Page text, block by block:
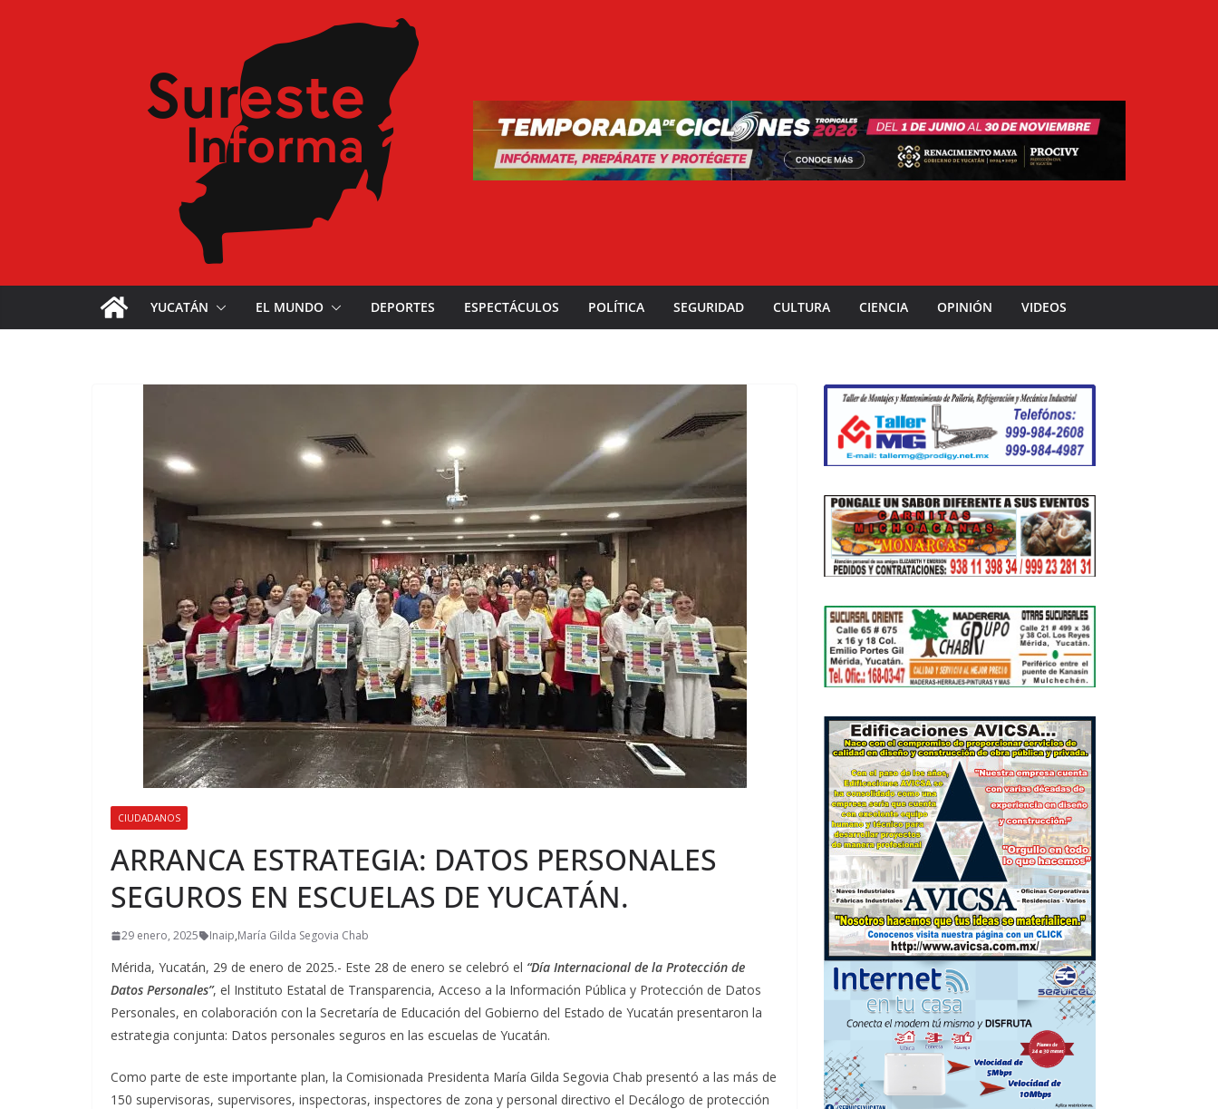
YUCATÁN EL MUNDO DEPORTES ESPECTÁCULOS POLÍTICA SEGURIDAD CULTURA CIENCIA OPINIÓN VIDEOS
CIUDADANOS
ARRANCA ESTRATEGIA: DATOS PERSONALES
SEGUROS EN ESCUELAS DE YUCATÁN.
29 enero, 2025 Inaip,María Gilda Segovia Chab
Mérida, Yucatán, 29 de enero de 2025.- Este 28 de enero se celebró el “Día Internacional de la Protección de
Datos Personales”, el Instituto Estatal de Transparencia, Acceso a la Información Pública y Protección de Datos
Personales, en colaboración con la Secretaría de Educación del Gobierno del Estado de Yucatán presentaron la
estrategia conjunta: Datos personales seguros en las escuelas de Yucatán.
Como parte de este importante plan, la Comisionada Presidenta María Gilda Segovia Chab presentó a las más de
150 supervisoras, supervisores, inspectoras, inspectores de zona y personal directivo el Decálogo de protección